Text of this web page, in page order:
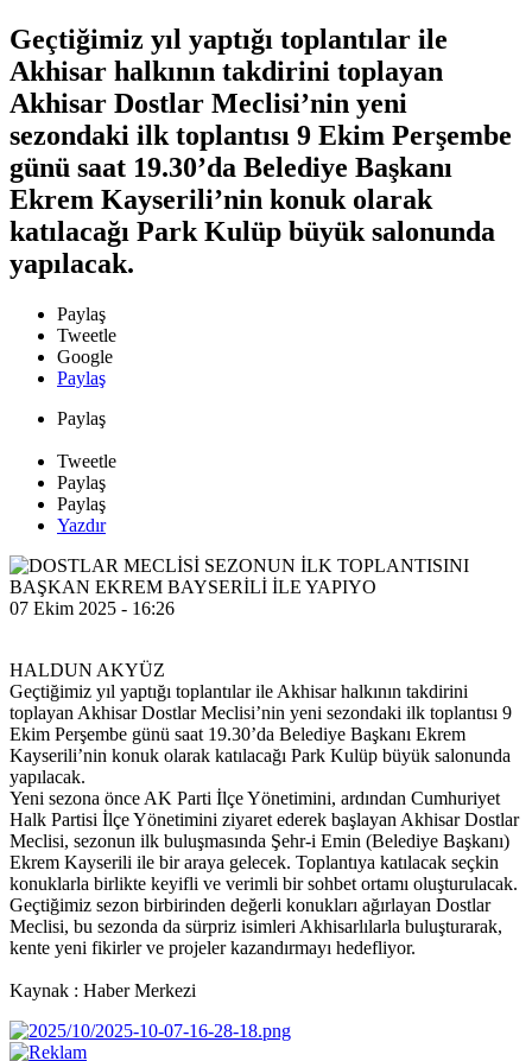
Geçtiğimiz yıl yaptığı toplantılar ile
Akhisar halkının takdirini toplayan
Akhisar Dostlar Meclisi’nin yeni
sezondaki ilk toplantısı 9 Ekim Perşembe
günü saat 19.30’da Belediye Başkanı
Ekrem Kayserili’nin konuk olarak
katılacağı Park Kulüp büyük salonunda
yapılacak.
Paylaş
Tweetle
Google
Paylaş
Paylaş
Tweetle
Paylaş
Paylaş
Yazdır
07 Ekim 2025 - 16:26
HALDUN AKYÜZ
Geçtiğimiz yıl yaptığı toplantılar ile Akhisar halkının takdirini
toplayan Akhisar Dostlar Meclisi’nin yeni sezondaki ilk toplantısı 9
Ekim Perşembe günü saat 19.30’da Belediye Başkanı Ekrem
Kayserili’nin konuk olarak katılacağı Park Kulüp büyük salonunda
yapılacak.
Yeni sezona önce AK Parti İlçe Yönetimini, ardından Cumhuriyet
Halk Partisi İlçe Yönetimini ziyaret ederek başlayan Akhisar Dostlar
Meclisi, sezonun ilk buluşmasında Şehr-i Emin (Belediye Başkanı)
Ekrem Kayserili ile bir araya gelecek. Toplantıya katılacak seçkin
konuklarla birlikte keyifli ve verimli bir sohbet ortamı oluşturulacak.
Geçtiğimiz sezon birbirinden değerli konukları ağırlayan Dostlar
Meclisi, bu sezonda da sürpriz isimleri Akhisarlılarla buluşturarak,
kente yeni fikirler ve projeler kazandırmayı hedefliyor.
Kaynak : Haber Merkezi